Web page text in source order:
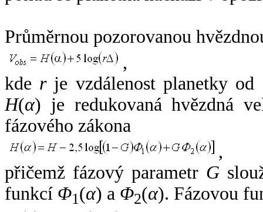
Průměrnou pozorovanou
,
kde rje vzdálenost planetky od
H(α) je redukovaná hvězdná
fázového zákona
,
přičemž fázový parametr G
funkcí Φ1(α) a Φ2(α). Fázovou